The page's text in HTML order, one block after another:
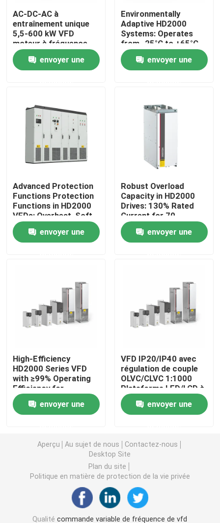
À la maison
Produits
À propos de nous
Visite de l'usine
Nous contacter
Nouvelles
commande variable de fréquence de vfd
Convertisseur de fréquence variable
Inverseur de fréquence de vecteur
Inverseur de fréquence de VFD
Appareil à fréquence variable pour grue
Optimisateur solaire
AC-DC-AC à
entraînement unique
5,5-600 kW VFD
moteur à fréquence
variable pour le levage
envoyer une
Environmentally
Adaptive HD2000
Systems: Operates
from -25°C to +65°C
and Humidity Up to
85%
envoyer une
Advanced Protection
Functions Protection
Functions in HD2000
VFDs: Overheat, Soft-
Start, and IGBT Safety
envoyer une
Robust Overload
Capacity in HD2000
Drives: 130% Rated
Current for 70
Seconds
envoyer une
High-Efficiency
HD2000 Series VFD
with ≥99% Operating
Efficiency for
Industrial Motor
Drives envoyer une
VFD IP20/IP40 avec
régulation de couple
OLVC/CLVC 1:1000
Plateforme LED/LCD à
plage de vitesse
envoyer une
Aperçu Au sujet de nous
Contactez-nous
Desktop Site
Plan du site
Politique en matière de protection de la vie privée
Qualitécommande variable de fréquence de vfd